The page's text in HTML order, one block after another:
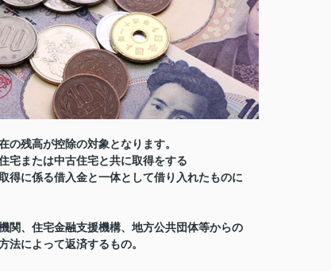
の残高が控除の対象となります。
宅または中古住宅と共に取得をする
得に係る借入金と一体として借り入れたものに
、住宅金融支援機構、地方公共団体等からの
法によって返済するもの。